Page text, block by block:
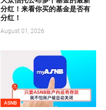
分红！来看你买的基金是否有
分红！
August 01, 2026
ASNB